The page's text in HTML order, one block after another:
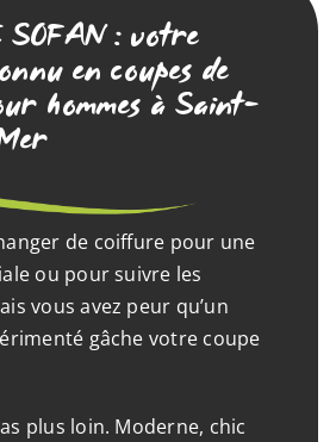
SOFAN : votre
en coupes de
hommes à Saint-
de coiffure pour une
ou pour suivre les
vous avez peur qu’un
gâche votre coupe
plus loin. Moderne, chic